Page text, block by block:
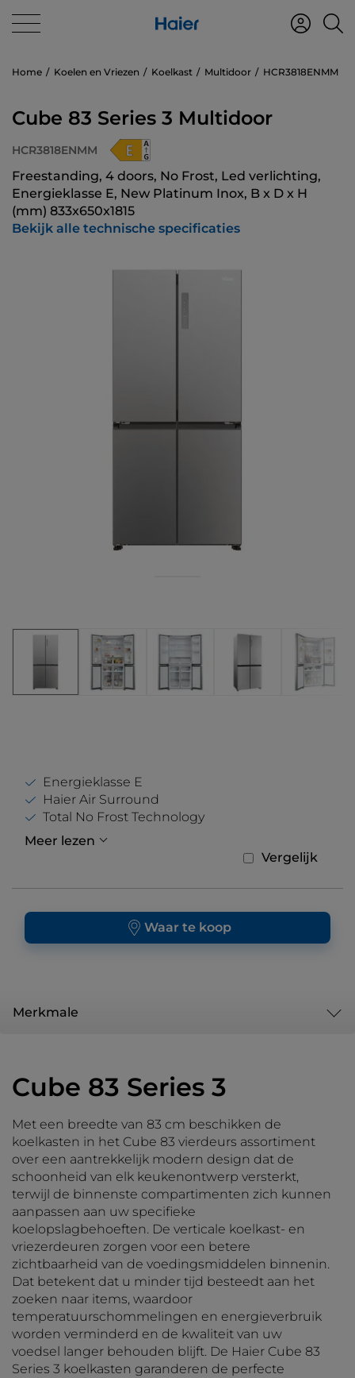
Home Koelen en Vriezen Koelkast Multidoor HCR3818ENMM
Cube 83 Series 3 Multidoor
HCR3818ENMM
Freestanding, 4 doors, No Frost, Led verlichting,
Energieklasse E, New Platinum Inox, B x D x H
(mm) 833x650x1815
Bekijk alle technische specificaties
Energieklasse E
Haier Air Surround
Total No Frost Technology
Meer lezen
Vergelijk
Waar te koop
Merkmale
Cube 83 Series 3
Met een breedte van 83 cm beschikken de
koelkasten in het Cube 83 vierdeurs assortiment
over een aantrekkelijk modern design dat de
schoonheid van elk keukenontwerp versterkt,
terwijl de binnenste compartimenten zich kunnen
aanpassen aan uw specifieke
koelopslagbehoeften. De verticale koelkast- en
vriezerdeuren zorgen voor een betere
zichtbaarheid van de voedingsmiddelen binnenin.
Dat betekent dat u minder tijd besteedt aan het
zoeken naar items, waardoor
temperatuurschommelingen en energieverbruik
worden verminderd en de kwaliteit van uw
voedsel langer behouden blijft. De Haier Cube 83
Series 3 koelkasten garanderen de perfecte